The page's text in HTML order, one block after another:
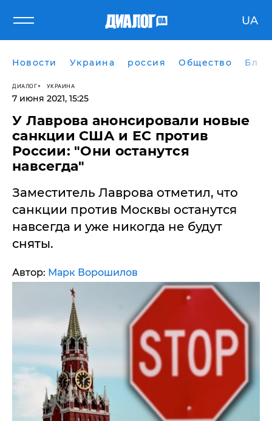
UA
Новости Украина россия Общество
ДИАЛОГ УКРАИНА
7 июня 2021, 15:25
У Лаврова анонсировали новые
санкции США и ЕС против
России: "Они останутся
навсегда"
Заместитель Лаврова отметил, что
санкции против Москвы останутся
навсегда и уже никогда не будут
сняты.
Автор: Марк Ворошилов